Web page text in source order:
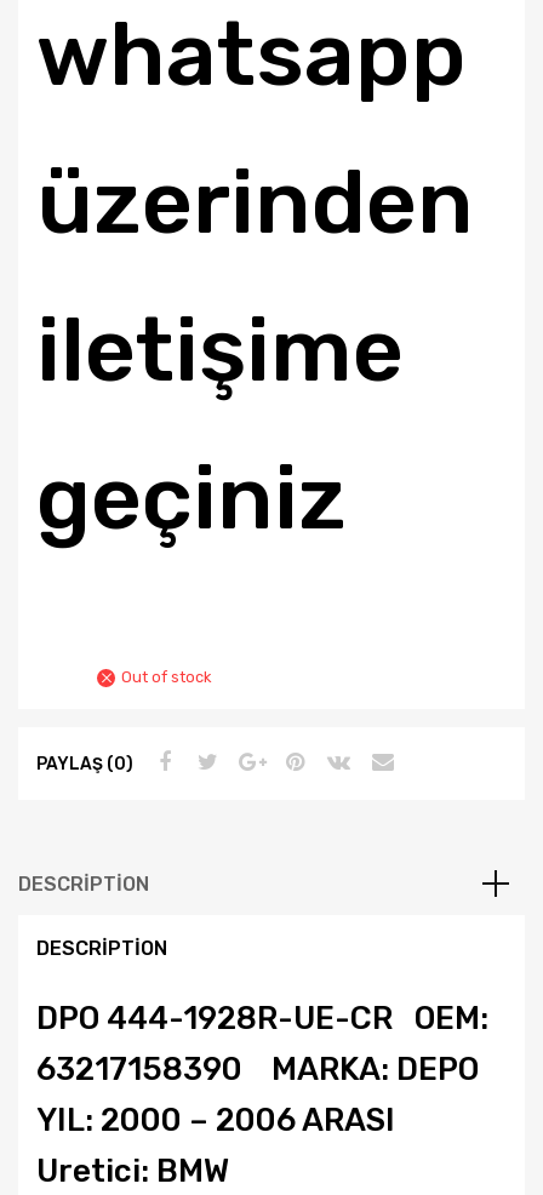
whatsapp
üzerinden
iletişime
geçiniz
Out of stock
PAYLAŞ (0)
DESCRIPTION
DESCRIPTION
DPO 444-1928R-UE-CR OEM:
63217158390 MARKA: DEPO
YIL: 2000 – 2006 ARASI
Uretici: BMW